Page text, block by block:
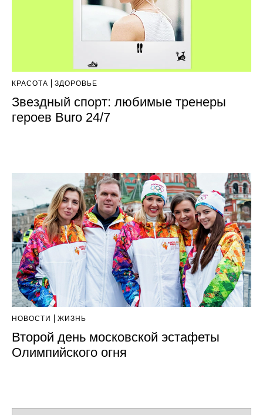
КРАСОТА ЗДОРОВЬЕ
Звездный спорт: любимые тренеры
героев Buro 24/7
НОВОСТИ ЖИЗНЬ
Второй день московской эстафеты
Олимпийского огня